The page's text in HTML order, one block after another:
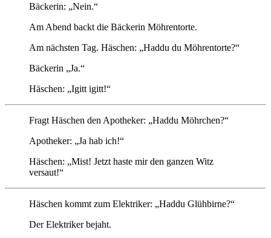
Bäckerin: „Nein.“
Am Abend backt die Bäckerin Möhrentorte.
Am nächsten Tag. Häschen: „Haddu du Möhrentorte?“
Bäckerin „Ja.“
Häschen: „Igitt igitt!“
Fragt Häschen den Apotheker: „Haddu Möhrchen?“
Apotheker: „Ja hab ich!“
Häschen: „Mist! Jetzt haste mir den ganzen Witz
versaut!“
Häschen kommt zum Elektriker: „Haddu Glühbirne?“
Der Elektriker bejaht.